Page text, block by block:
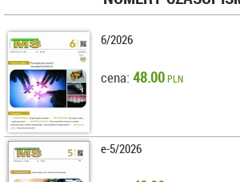
6/2026
cena: 48.00PLN
e-5/2026